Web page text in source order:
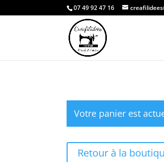
07 49 92 47 16
Votre panier est
Retour à la